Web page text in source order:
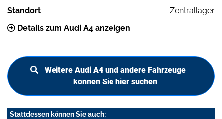
Standort
Zentrallager
Details zum Audi A4 anzeigen
Weitere Audi A4 und andere Fahrzeuge
können Sie hier suchen
Stattdessen können Sie auch: